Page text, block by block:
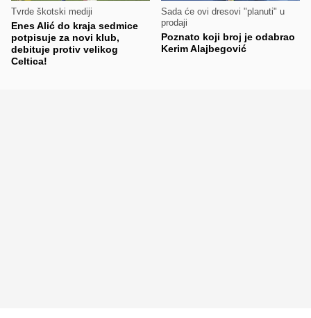
Tvrde škotski mediji
Enes Alić do kraja sedmice
potpisuje za novi klub,
debituje protiv velikog
Celtica!
Sada će ovi dresovi "planuti" u
prodaji
Poznato koji broj je odabrao
Kerim Alajbegović